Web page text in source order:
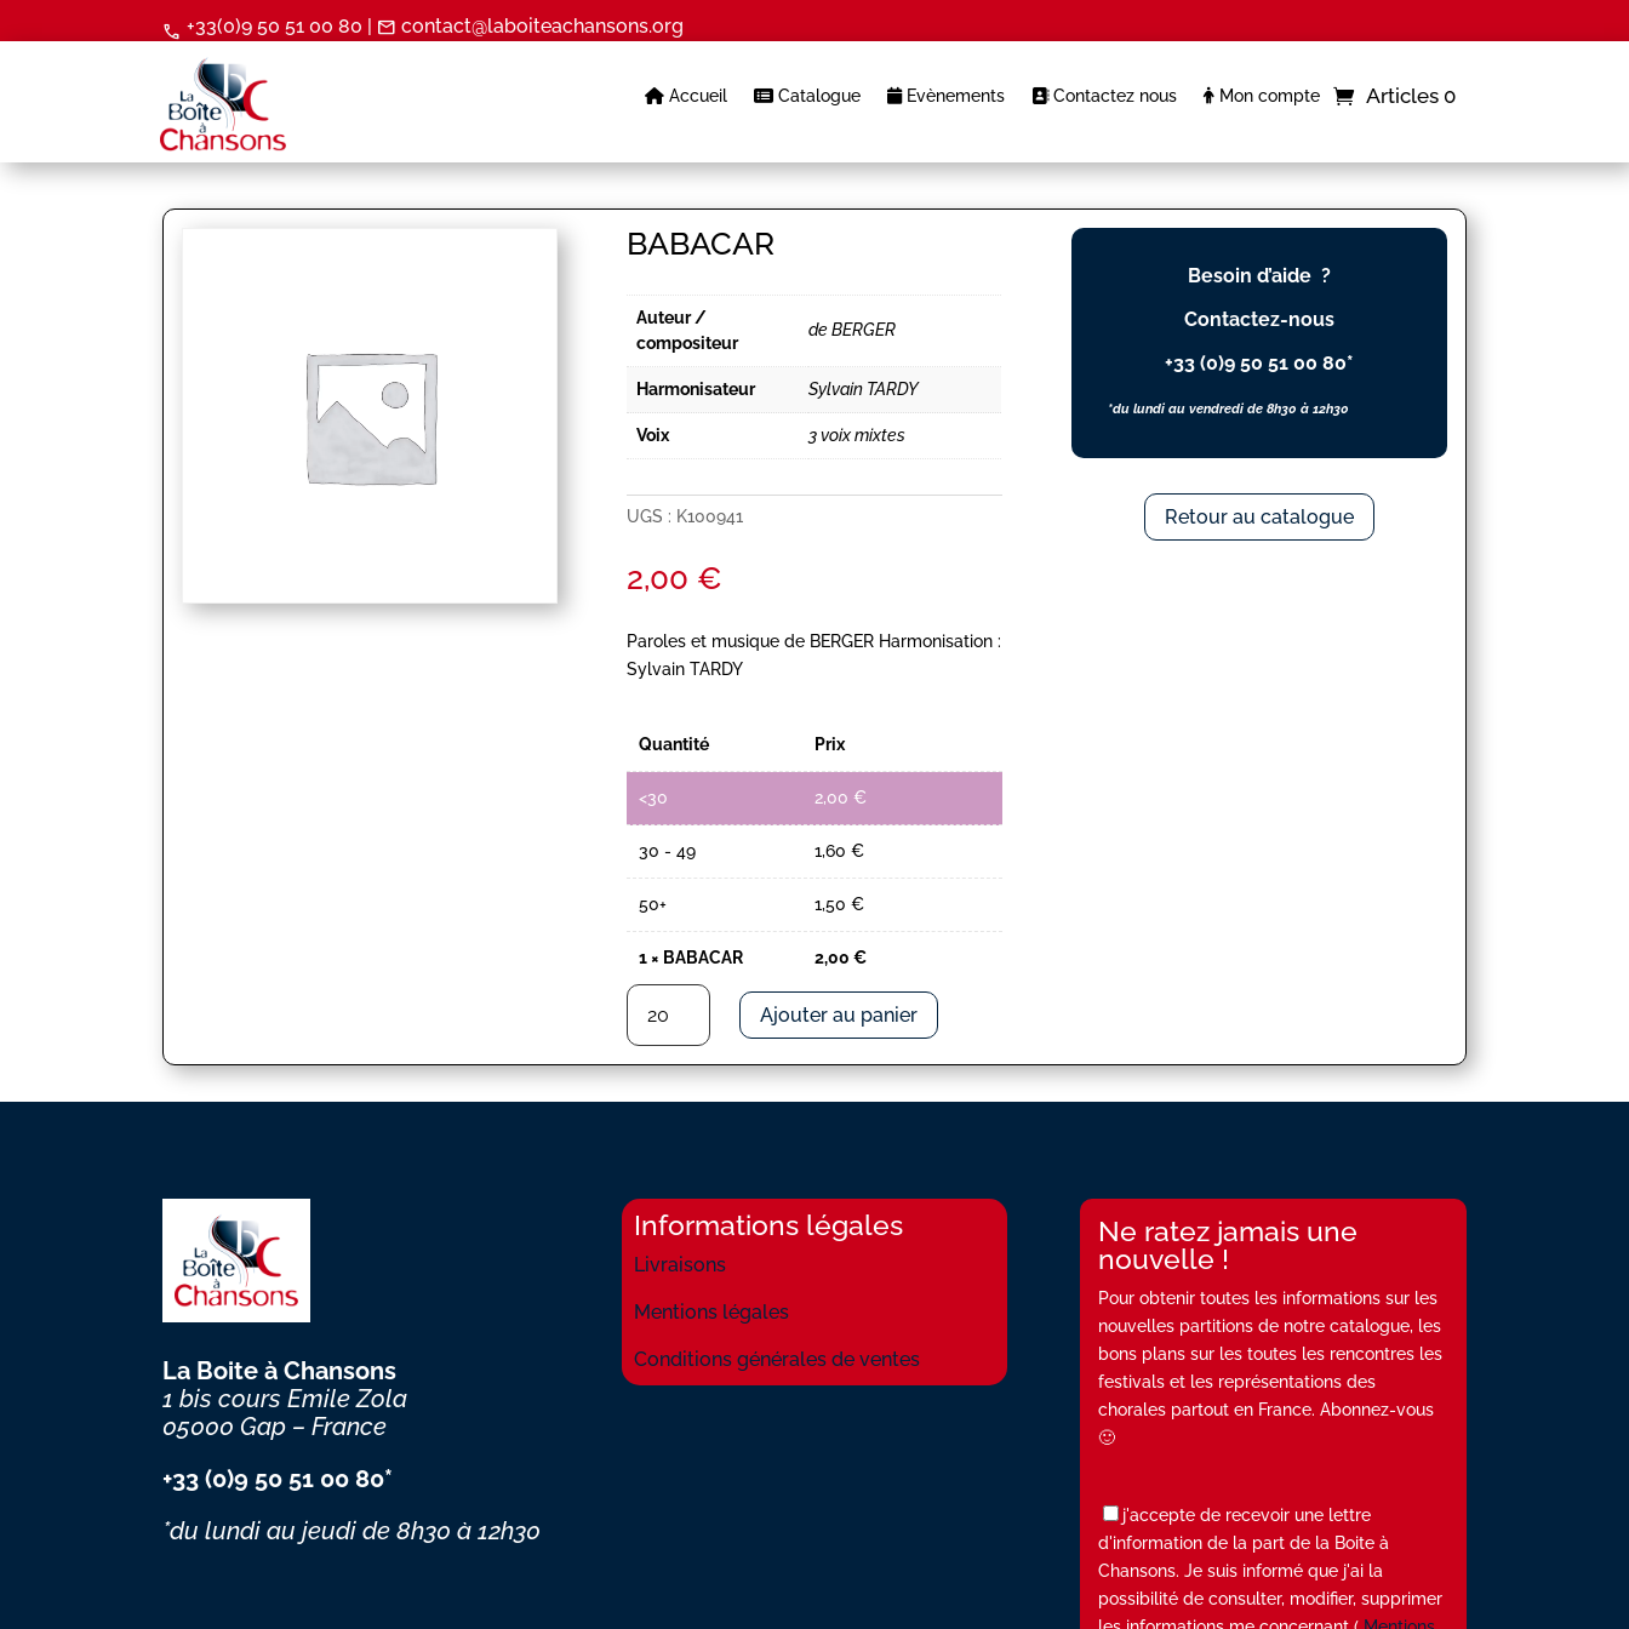
call +33(0)9 50 51 00 80 | mail contact@laboiteachansons.org
Accueil Catalogue Evènements Contactez nous Mon compte Articles 0
BABACAR
Auteur /
compositeur
de BERGER
Harmonisateur Sylvain TARDY
Voix 3 voix mixtes
UGS : K100941
2,00 €
Paroles et musique de BERGER Harmonisation :
Sylvain TARDY
Quantité Prix
<30 2,00 €
30 - 49 1,60 €
50+ 1,50 €
1 × BABACAR 2,00 €
quantité
BABACAR
Ajouter au panier
Besoin d’aide ?
Contactez-nous
+33 (0)9 50 51 00 80*
*du lundi au vendredi de 8h30 à 12h30
Retour au catalogue
La Boite à Chansons
1 bis cours Emile Zola
05000 Gap – France
+33 (0)9 50 51 00 80*
*du lundi au jeudide 8h30 à 12h30
Informations légales
Livraisons
Mentions légales
Conditions générales de ventes
Ne ratez jamais une
nouvelle !
Pour obtenir toutes les informations sur les
nouvelles partitions de notre catalogue, les
bons plans sur les toutes les rencontres les
festivals et les représentations des
chorales partout en France. Abonnez-vous
🙂
j'accepte de recevoir une lettre
d'information de la part de la Boite à
Chansons. Je suis informé que j'ai la
possibilité de consulter, modifier, supprimer